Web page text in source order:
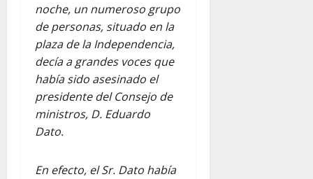
noche, un numeroso grupo
de personas, situado en la
plaza de la Independencia,
decía a grandes voces que
había sido asesinado el
presidente del Consejo de
ministros, D. Eduardo
Dato.
En efecto, el Sr. Dato había